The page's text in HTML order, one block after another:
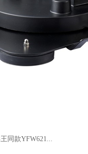
同款YFW621...